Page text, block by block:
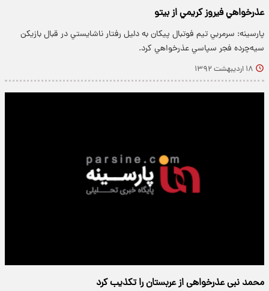
عذرخواهي فيروز کريمي از بيتو
پارسینه: سرمربي تيم فوتبال پيکان به دليل رفتار ناشايستي در قبال بازيکن
سيه‌چرده فجر سپاسي عذرخواهي کرد.
۱۸ اردیبهشت ۱۳۹۲
محمد نبی عذرخواهی از عربستان را تکذیب کرد